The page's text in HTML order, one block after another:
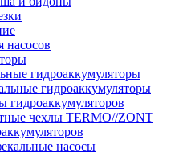
насосов
гидроаккумуляторы
гидроаккумуляторы
гидроаккумуляторов
чехлы TERMO//ZONT
насосы